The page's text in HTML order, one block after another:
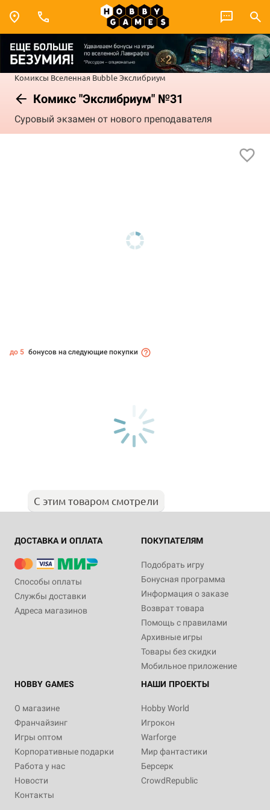
Комиксы Вселенная BubbleЭкслибриум
Комикс "Экслибриум" №31
Суровый экзамен от нового преподавателя
до 5 бонусов на следующие покупки
С этим товаром смотрели
ДОСТАВКА И ОПЛАТА
Способы оплаты
Службы доставки
Адреса магазинов
ПОКУПАТЕЛЯМ
Подобрать игру
Бонусная программа
Информация о заказе
Возврат товара
Помощь с правилами
Архивные игры
Товары без скидки
Мобильное приложение
HOBBY GAMES
О магазине
Франчайзинг
Игры оптом
Корпоративные подарки
Работа у нас
Новости
Контакты
НАШИ ПРОЕКТЫ
Hobby World
Игрокон
Warforge
Мир фантастики
Берсерк
CrowdRepublic